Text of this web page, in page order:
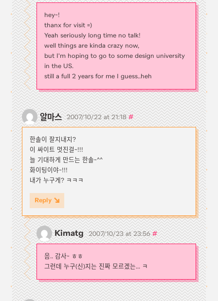
hey~!
thanx for visit =)
Yeah seriously long time no talk!
well things are kinda crazy now,
but I'm hoping to go to some design university
in the US.
still a full 2 years for me I guess..heh
알마스 2007/10/22 at 21:18#
한솔이 잘지내지?
이 싸이트 멋진걸~!!!
늘 기대하게 만드는 한솔~^^
화이팅이야~!!!
내가 누구게? ㅋㅋㅋ
Reply
Kimatg 2007/10/23 at 23:56#
음.. 감사~ ㅎㅎ
그런데 누구(신)지는 진짜 모르겠는... ㅋ